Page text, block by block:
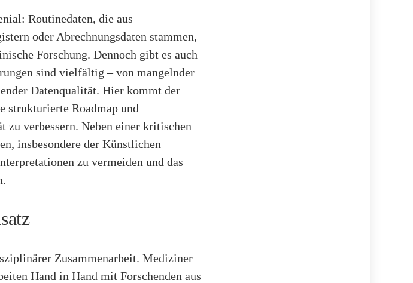
Routinedaten, die aus
oder Abrechnungsdaten stammen,
Forschung. Dennoch gibt es auch
sind vielfältig – von mangelnder
Datenqualität. Hier kommt der
strukturierte Roadmap und
zu verbessern. Neben einer kritischen
insbesondere der Künstlichen
zu vermeiden und das
Zusammenarbeit. Mediziner
Hand in Hand mit Forschenden aus